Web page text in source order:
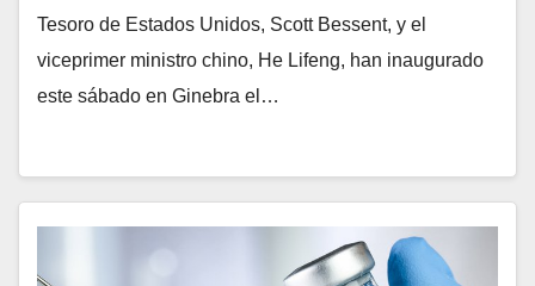
Tesoro de Estados Unidos, Scott Bessent, y el
viceprimer ministro chino, He Lifeng, han inaugurado
este sábado en Ginebra el…